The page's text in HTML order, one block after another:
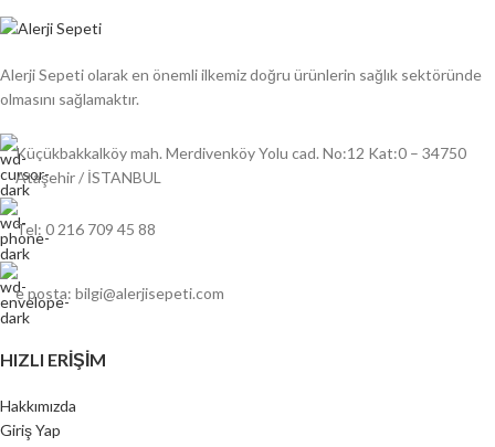
Alerji Sepeti olarak en önemli ilkemiz doğru ürünlerin sağlık sektöründe
olmasını sağlamaktır.
Küçükbakkalköy mah. Merdivenköy Yolu cad. No:12 Kat:0 – 34750
Ataşehir / İSTANBUL
Tel: 0 216 709 45 88
e posta: bilgi@alerjisepeti.com
HIZLI ERIŞIM
Hakkımızda
Giriş Yap